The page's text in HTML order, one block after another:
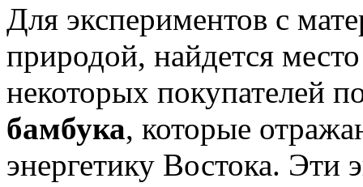
Для экспериментов с
природой, найдется
некоторых покупателей
бамбука, которые
энергетику Востока. Эти